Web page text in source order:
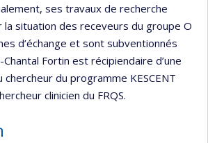
ses travaux de recherche
situation des receveurs du groupe O
d’échange et sont subventionnés
Chantal Fortin est récipiendaire d’une
du programme KESCENT
clinicien du FRQS.